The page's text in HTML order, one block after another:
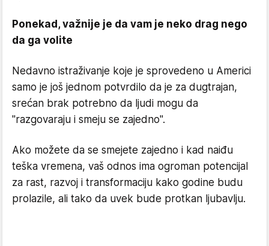
Ponekad, važnije je da vam je neko drag nego
da ga volite
Nedavno istraživanje koje je sprovedeno u Americi
samo je još jednom potvrdilo da je za dugtrajan,
srećan brak potrebno da ljudi mogu da
"razgovaraju i smeju se zajedno".
Ako možete da se smejete zajedno i kad naiđu
teška vremena, vaš odnos ima ogroman potencijal
za rast, razvoj i transformaciju kako godine budu
prolazile, ali tako da uvek bude protkan ljubavlju.